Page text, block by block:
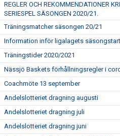
REGLER OCH REKOMMENDATIONER
SERIESPEL SÄSONGEN 2020/21.
Träningsmatcher säsongen 20/21
Information inför ligalagets säsongstart
Träningstider 2020/2021
Nässjö Baskets förhållningsregler i
Coachmöte 13 september
Andelslotteriet dragning augusti
Andelslotteriet dragning juli
Andelslotteriet dragning juni